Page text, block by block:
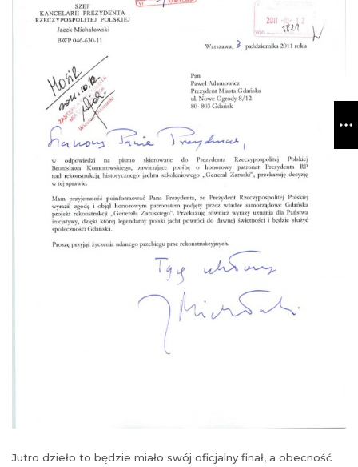
Jutro dzieło to będzie miało swój oficjalny finał, a obecność